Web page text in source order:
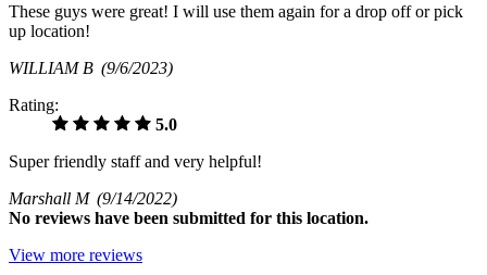
These guys were great! I will use them again for a drop off or pick
up location!
WILLIAM B (9/6/2023)
Rating:
5.0
Super friendly staff and very helpful!
Marshall M (9/14/2022)
No reviews have been submitted for this location.
View more reviews